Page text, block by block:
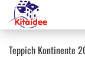
Teppich Kontinente